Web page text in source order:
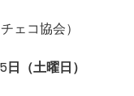
ェコ協会）
（土曜日）